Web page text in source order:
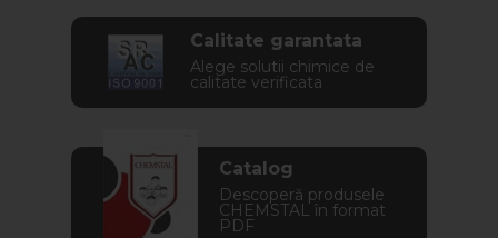
Calitate garantata
Alege solutii chimice de
calitate verificata
Catalog
Descoperă produsele
CHEMSTAL în format
PDF